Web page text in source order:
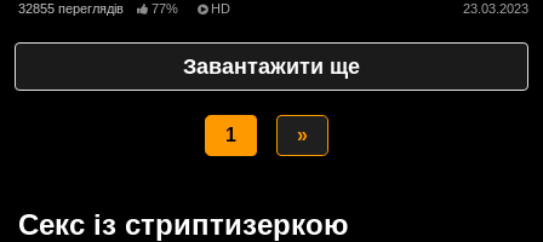
32855 переглядів 77% HD 23.03.2023
Завантажити ще
1 »
Секс із стриптизеркою